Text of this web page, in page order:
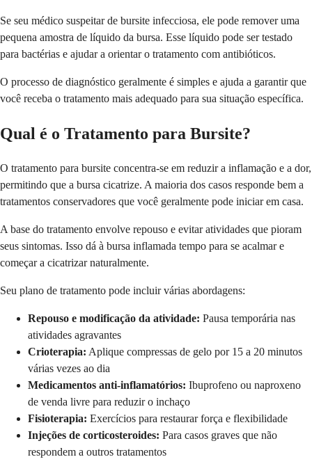
Se seu médico suspeitar de bursite infecciosa, ele pode remover uma
pequena amostra de líquido da bursa. Esse líquido pode ser testado
para bactérias e ajudar a orientar o tratamento com antibióticos.
O processo de diagnóstico geralmente é simples e ajuda a garantir que
você receba o tratamento mais adequado para sua situação específica.
Qual é o Tratamento para Bursite?
O tratamento para bursite concentra-se em reduzir a inflamação e a dor,
permitindo que a bursa cicatrize. A maioria dos casos responde bem a
tratamentos conservadores que você geralmente pode iniciar em casa.
A base do tratamento envolve repouso e evitar atividades que pioram
seus sintomas. Isso dá à bursa inflamada tempo para se acalmar e
começar a cicatrizar naturalmente.
Seu plano de tratamento pode incluir várias abordagens:
Repouso e modificação da atividade: Pausa temporária nas
atividades agravantes
Crioterapia: Aplique compressas de gelo por 15 a 20 minutos
várias vezes ao dia
Medicamentos anti-inflamatórios: Ibuprofeno ou naproxeno
de venda livre para reduzir o inchaço
Fisioterapia: Exercícios para restaurar força e flexibilidade
Injeções de corticosteroides: Para casos graves que não
respondem a outros tratamentos